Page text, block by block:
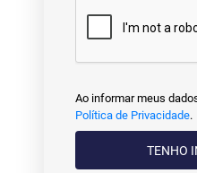
Ao informar meus
Política de Privacidade.